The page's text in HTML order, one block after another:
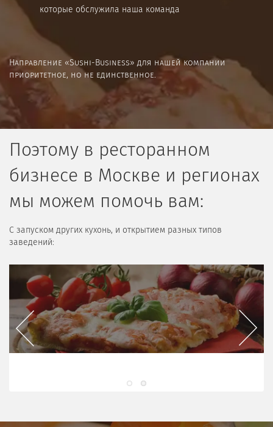
которые обслужила наша команда
Направление «Sushi-Business» для нашей компании
приоритетное, но не единственное.
Поэтому в ресторанном
бизнесе в Москве и регионах
мы можем помочь вам:
С запуском других кухонь, и открытием разных типов
заведений:
Previous Next